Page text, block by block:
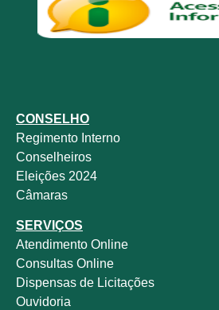
CONSELHO
Regimento Interno
Conselheiros
Eleições 2024
Câmaras
SERVIÇOS
Atendimento Online
Consultas Online
Dispensas de Licitações
Ouvidoria